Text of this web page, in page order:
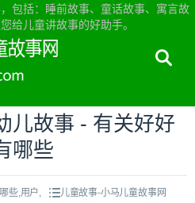
包括：睡前故事、童话故事、寓言故
给儿童讲故事的好助手。
>儿童故事
儿故事 - 有关好好
哪些
些,用户,
儿童故事-小马儿童故事网